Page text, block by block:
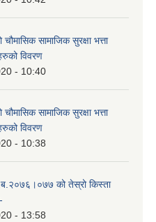
सामाजिक सुरक्षा भत्ता
विवरण
- 10:40
सामाजिक सुरक्षा भत्ता
विवरण
- 10:38
को तेस्रो किस्ता
- 13:58